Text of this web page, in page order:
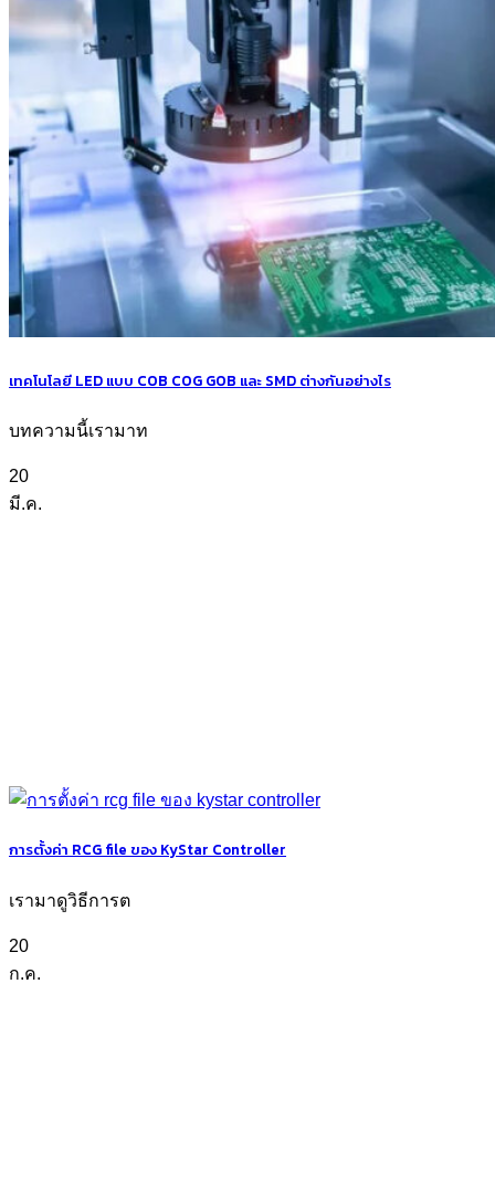
เทคโนโลยี LED แบบ COB COG GOB และ SMD ต่างกันอย่างไร
บทความนี้เรามาท
20
มี.ค.
การตั้งค่า RCG file ของ KyStar Controller
เรามาดูวิธีการต
20
ก.ค.